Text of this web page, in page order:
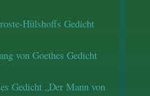
Hülshoffs Gedicht
von Goethes Gedicht
Gedicht „Der Mann von